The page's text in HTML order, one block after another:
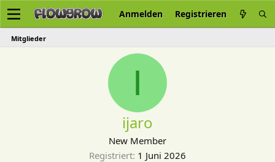
Anmelden Registrieren
Mitglieder
I
ijaro
New Member
Registriert 1 Juni 2026